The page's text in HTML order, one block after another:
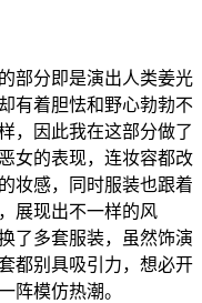
部分即是演出人类姜光
有着胆怯和野心勃勃不
，因此我在这部分做了
女的表现，连妆容都改
妆感，同时服装也跟着
展现出不一样的风
了多套服装，虽然饰演
都别具吸引力，想必开
阵模仿热潮。